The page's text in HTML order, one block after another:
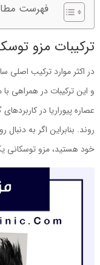
فهرست
ترکیبات مزو
در اکثر موارد ترکیب اصلی
و این ترکیبات در همراهی
عصاره پیوراریا در
روند. بنابراین اگر به
خود هستید، مزو توسکانی